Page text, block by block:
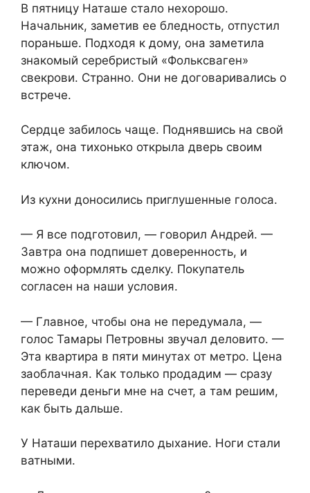
В пятницу Наташе стало нехорошо.
Начальник, заметив ее бледность, отпустил
пораньше. Подходя к дому, она заметила
знакомый серебристый «Фольксваген»
свекрови. Странно. Они не договаривались о
встрече.
Сердце забилось чаще. Поднявшись на свой
этаж, она тихонько открыла дверь своим
ключом.
Из кухни доносились приглушенные голоса.
— Я все подготовил, — говорил Андрей. —
Завтра она подпишет доверенность, и
можно оформлять сделку. Покупатель
согласен на наши условия.
— Главное, чтобы она не передумала, —
голос Тамары Петровны звучал деловито. —
Эта квартира в пяти минутах от метро. Цена
заоблачная. Как только продадим — сразу
переведи деньги мне на счет, а там решим,
как быть дальше.
У Наташи перехватило дыхание. Ноги стали
ватными.